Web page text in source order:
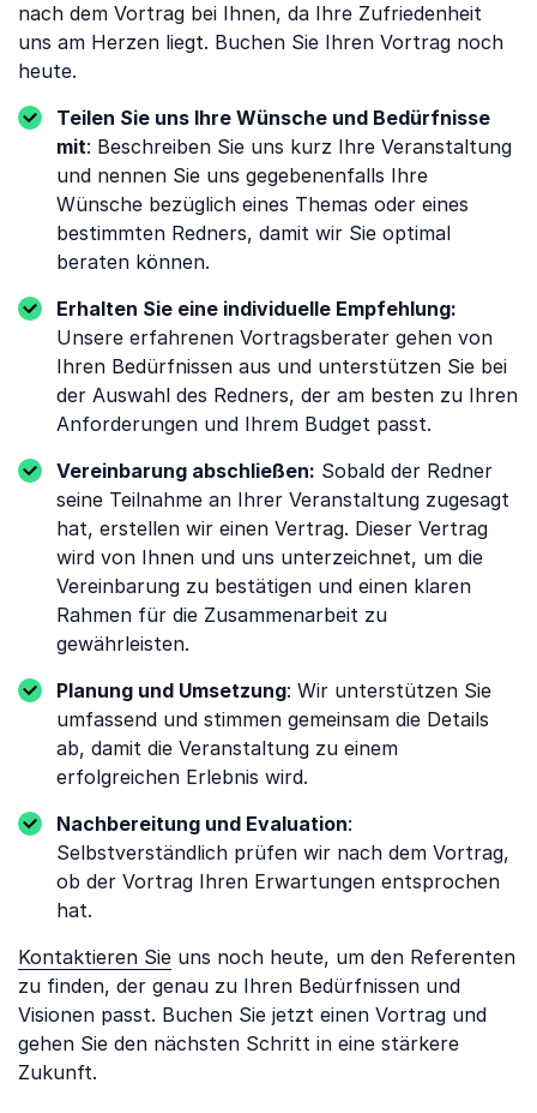
nach dem Vortrag bei Ihnen, da Ihre Zufriedenheit
uns am Herzen liegt. Buchen Sie Ihren Vortrag noch
heute.
Teilen Sie uns Ihre Wünsche und Bedürfnisse
mit: Beschreiben Sie uns kurz Ihre Veranstaltung
und nennen Sie uns gegebenenfalls Ihre
Wünsche bezüglich eines Themas oder eines
bestimmten Redners, damit wir Sie optimal
beraten können.
Erhalten Sie eine individuelle Empfehlung:
Unsere erfahrenen Vortragsberater gehen von
Ihren Bedürfnissen aus und unterstützen Sie bei
der Auswahl des Redners, der am besten zu Ihren
Anforderungen und Ihrem Budget passt.
Vereinbarung abschließen: Sobald der Redner
seine Teilnahme an Ihrer Veranstaltung zugesagt
hat, erstellen wir einen Vertrag. Dieser Vertrag
wird von Ihnen und uns unterzeichnet, um die
Vereinbarung zu bestätigen und einen klaren
Rahmen für die Zusammenarbeit zu
gewährleisten.
Planung und Umsetzung: Wir unterstützen Sie
umfassend und stimmen gemeinsam die Details
ab, damit die Veranstaltung zu einem
erfolgreichen Erlebnis wird.
Nachbereitung und Evaluation:
Selbstverständlich prüfen wir nach dem Vortrag,
ob der Vortrag Ihren Erwartungen entsprochen
hat.
Kontaktieren Sie uns noch heute, um den Referenten
zu finden, der genau zu Ihren Bedürfnissen und
Visionen passt. Buchen Sie jetzt einen Vortrag und
gehen Sie den nächsten Schritt in eine stärkere
Zukunft.